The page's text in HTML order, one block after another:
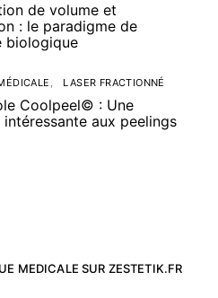
de volume et
: le paradigme de
biologique
LASER FRACTIONNÉ
Coolpeel© : Une
aux peelings
MEDICALE SUR ZESTETIK.FR